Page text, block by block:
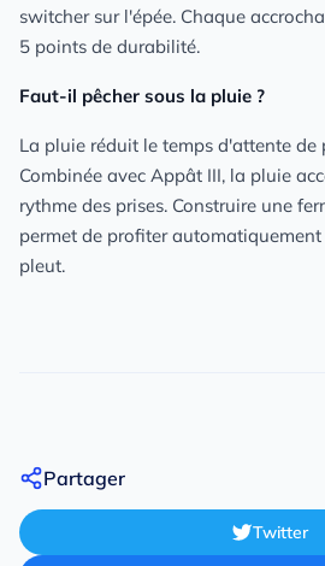
switcher sur l'épée. Chaque
5 points de durabilité.
Faut-il pêcher sous la pluie ?
La pluie réduit le temps d'attente de
Combinée avec Appât III, la pluie
rythme des prises. Construire une
permet de profiter
pleut.
Partager
Twitter